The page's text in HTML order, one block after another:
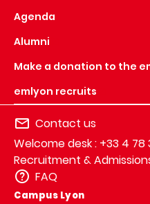
Agenda
Alumni
Make a donation to the
emlyon recruits
Contact us
Welcome desk : +33 4 78
Recruitment &
FAQ
Campus Lyon